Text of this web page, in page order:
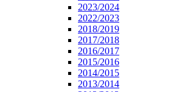
2023/2024
2022/2023
2018/2019
2017/2018
2016/2017
2015/2016
2014/2015
2013/2014